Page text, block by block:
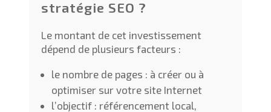
stratégie SEO ?
Le montant de cet investissement
dépend de plusieurs facteurs :
le nombre de pages : à créer ou à
optimiser sur votre site Internet
l’objectif : référencement local,